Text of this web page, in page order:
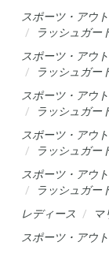
スポーツ・アウ
ラッシュガー
スポーツ・アウ
ラッシュガー
スポーツ・アウ
ラッシュガー
スポーツ・アウ
ラッシュガー
スポーツ・アウ
ラッシュガー
レディース
マ
スポーツ・アウ